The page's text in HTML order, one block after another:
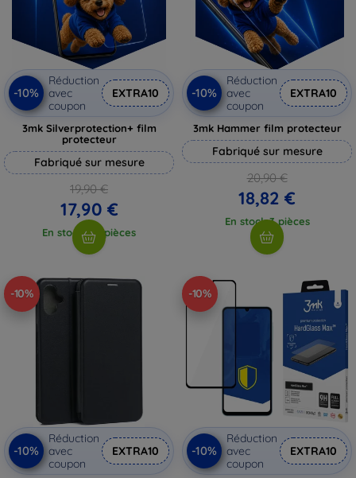
-10%
Réduction
avec
coupon
EXTRA10
3mk Silverprotection+ film
protecteur
Fabriqué sur mesure
19,90 €
17,90 €
En stock > 5 pièces
-10%
Réduction
avec
coupon
EXTRA10
3mk Hammer film protecteur
Fabriqué sur mesure
20,90 €
18,82 €
En stock 3 pièces
-10%
-10%
Réduction
avec
coupon
EXTRA10
-10%
-10%
Réduction
avec
coupon
EXTRA10